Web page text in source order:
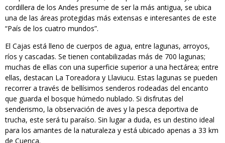
cordillera de los Andes presume de ser la más antigua, se ubica
una de las áreas protegidas más extensas e interesantes de este
“País de los cuatro mundos”.
El Cajas está lleno de cuerpos de agua, entre lagunas, arroyos,
ríos y cascadas. Se tienen contabilizadas más de 700 lagunas;
muchas de ellas con una superficie superior a una hectárea; entre
ellas, destacan La Toreadora y Llaviucu. Estas lagunas se pueden
recorrer a través de bellísimos senderos rodeadas del encanto
que guarda el bosque húmedo nublado. Si disfrutas del
senderismo, la observación de aves y la pesca deportiva de
trucha, este será tu paraíso. Sin lugar a duda, es un destino ideal
para los amantes de la naturaleza y está ubicado apenas a 33 km
de Cuenca.